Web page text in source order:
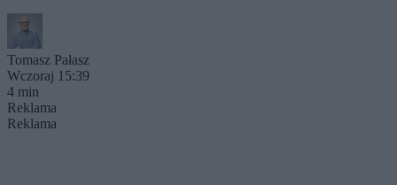
Tomasz Pałasz
Wczoraj 15:39
4 min
Reklama
Reklama